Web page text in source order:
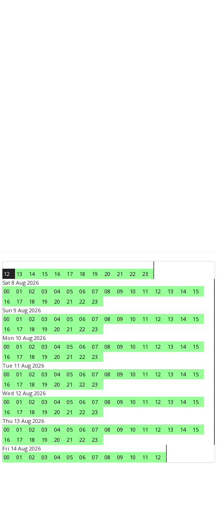
12 13 14 15 16 17 18 19 20 21 22
23
Sat 8 Aug 2026
00
01 02 03 04 05 06 07 08 09 10 11 12 13 14
15
16
17 18 19 20 21 22
23
Sun 9 Aug 2026
00
01 02 03 04 05 06 07 08 09 10 11 12 13 14
15
16
17 18 19 20 21 22
23
Mon 10 Aug 2026
00
01 02 03 04 05 06 07 08 09 10 11 12 13 14
15
16
17 18 19 20 21 22
23
Tue 11 Aug 2026
00
01 02 03 04 05 06 07 08 09 10 11 12 13 14
15
16
17 18 19 20 21 22
23
Wed 12 Aug 2026
00
01 02 03 04 05 06 07 08 09 10 11 12 13 14
15
16
17 18 19 20 21 22
23
Thu 13 Aug 2026
00
01 02 03 04 05 06 07 08 09 10 11 12 13 14
15
16
17 18 19 20 21 22
23
Fri 14 Aug 2026
00
01 02 03 04 05 06 07 08 09 10 11 12